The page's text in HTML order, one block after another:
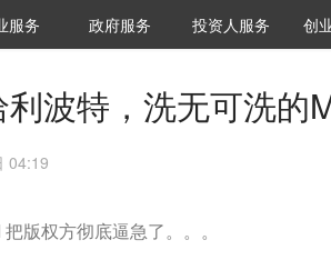
研究院
服务 城市之窗
政府服务 VClub投资机构库
投资机构职位推介
投资人服务 创
创
波特，洗无可洗的
04:19
版权方彻底逼急了。。。